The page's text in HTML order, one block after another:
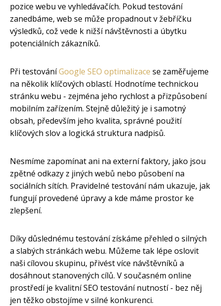
pozice webu ve vyhledávačích. Pokud testování
zanedbáme, web se může propadnout v žebříčku
výsledků, což vede k nižší návštěvnosti a úbytku
potenciálních zákazníků.
Při testováníGoogle SEO optimalizace se zaměřujeme
na několik klíčových oblastí. Hodnotíme technickou
stránku webu - zejména jeho rychlost a přizpůsobení
mobilním zařízením. Stejně důležitý je i samotný
obsah, především jeho kvalita, správné použití
klíčových slov a logická struktura nadpisů.
Nesmíme zapomínat ani na externí faktory, jako jsou
zpětné odkazy z jiných webů nebo působení na
sociálních sítích. Pravidelné testování nám ukazuje, jak
fungují provedené úpravy a kde máme prostor ke
zlepšení.
Díky důslednému testování získáme přehled o silných
a slabých stránkách webu. Můžeme tak lépe oslovit
naši cílovou skupinu, přivést více návštěvníků a
dosáhnout stanovených cílů. V současném online
prostředí je kvalitní SEO testování nutností - bez něj
jen těžko obstojíme v silné konkurenci.